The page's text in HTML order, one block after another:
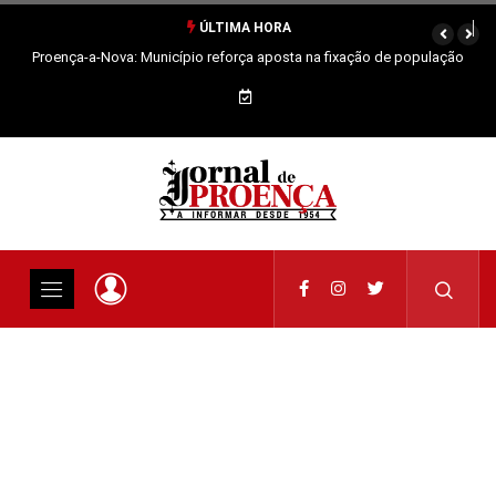
ÚLTIMA HORA
Proença-a-Nova: Município reforça aposta na fixação de população